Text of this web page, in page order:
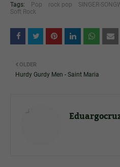
Tags: Pop rock pop
SINGER-
Soft Rock
OLDER
Hurdy Gurdy Men - Saint Maria